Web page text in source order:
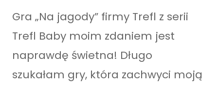
Gra „Na jagody” firmy Trefl z serii
Trefl Baby moim zdaniem jest
naprawdę świetna! Długo
szukałam gry, która zachwyci moją